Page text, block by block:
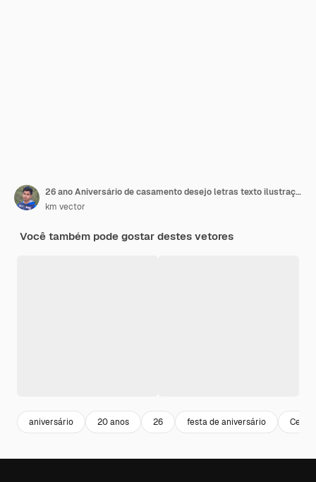
26 ano Aniversário de casamento desejo letras texto ilustração vetorial
km vector
Você também pode gostar destes vetores
aniversário 20 anos 26 festa de aniversário